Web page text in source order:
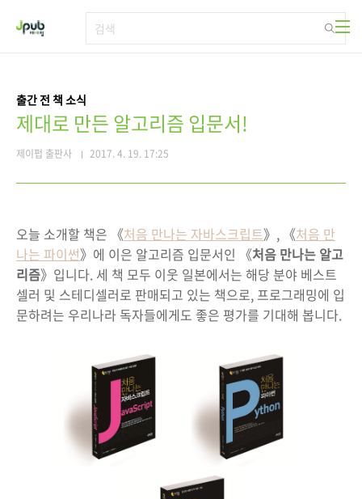
출간 전 책 소식
제대로 만든 알고리즘 입문서!
제이펍 출판사 2017. 4. 19. 17:25
오늘 소개할 책은 《처음 만나는 자바스크립트》, 《처음 만
나는 파이썬》에 이은 알고리즘 입문서인 《처음 만나는 알고
리즘》입니다. 세 책 모두 이웃 일본에서는 해당 분야 베스트
셀러 및 스테디셀러로 판매되고 있는 책으로, 프로그래밍에 입
문하려는 우리나라 독자들에게도 좋은 평가를 기대해 봅니다.